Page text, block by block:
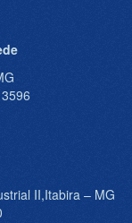
II,Itabira – MG